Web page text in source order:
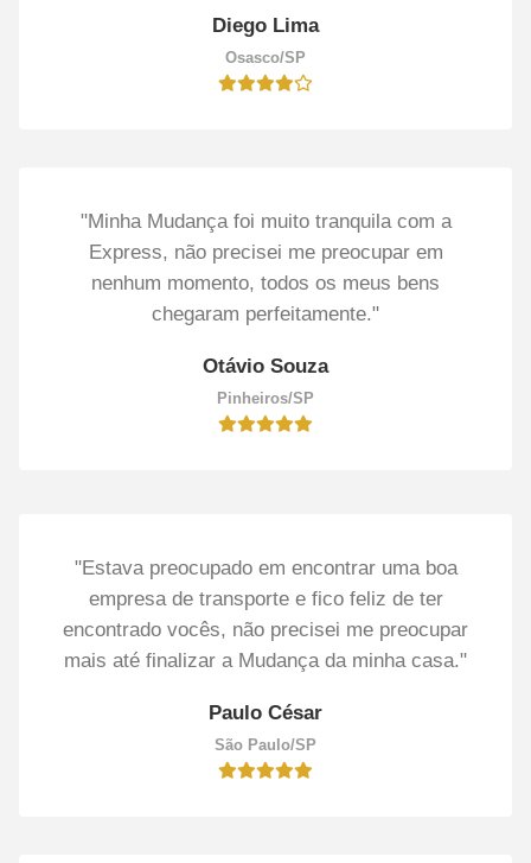
Diego Lima
Osasco/SP
"Minha Mudança foi muito tranquila com a
Express, não precisei me preocupar em
nenhum momento, todos os meus bens
chegaram perfeitamente."
Otávio Souza
Pinheiros/SP
"Estava preocupado em encontrar uma boa
empresa de transporte e fico feliz de ter
encontrado vocês, não precisei me preocupar
mais até finalizar a Mudança da minha casa."
Paulo César
São Paulo/SP